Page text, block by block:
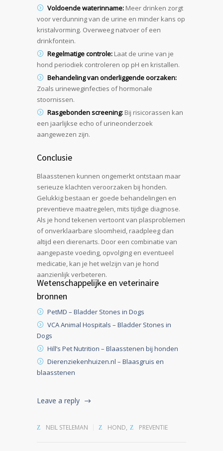
Voldoende waterinname: Meer drinken zorgt
voor verdunning van de urine en minder kans op
kristalvorming. Overweeg natvoer of een
drinkfontein.
Regelmatige controle: Laat de urine van je
hond periodiek controleren op pH en kristallen.
Behandeling van onderliggende oorzaken:
Zoals urineweginfecties of hormonale
stoornissen.
Rasgebonden screening: Bij risicorassen kan
een jaarlijkse echo of urineonderzoek
aangewezen zijn.
Conclusie
Blaasstenen kunnen ongemerkt ontstaan maar
serieuze klachten veroorzaken bij honden.
Gelukkig bestaan er goede behandelingen en
preventieve maatregelen, mits tijdige diagnose.
Als je hond tekenen vertoont van plasproblemen
of onverklaarbare sloomheid, raadpleeg dan
altijd een dierenarts. Door een combinatie van
aangepaste voeding, opvolging en eventueel
medicatie, kan je het welzijn van je hond
aanzienlijk verbeteren.
Wetenschappelijke en veterinaire
bronnen
PetMD – Bladder Stones in Dogs
VCA Animal Hospitals – Bladder Stones in
Dogs
Hill’s Pet Nutrition – Blaasstenen bij honden
Dierenziekenhuizen.nl – Blaasgruis en
blaasstenen
Leave a reply
NEIL STELEMAN HOND, PREVENTIE